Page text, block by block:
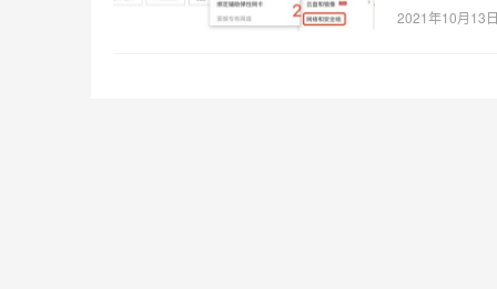
2021年10月13